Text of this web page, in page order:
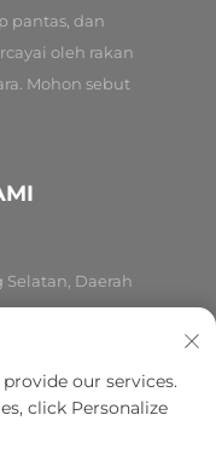
pantas, dan
oleh rakan
Mohon sebut
Selatan, Daerah
our services.
click Personalize